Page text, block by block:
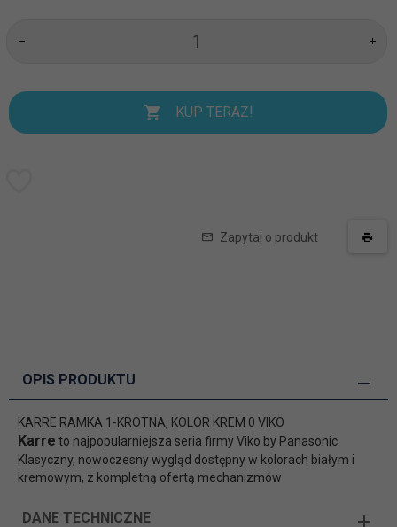
KUP TERAZ!
Zapytaj o produkt
OPIS PRODUKTU
KARRE RAMKA 1-KROTNA, KOLOR KREM 0 VIKO
Karre to najpopularniejsza seria firmy Viko by Panasonic.
Klasyczny, nowoczesny wygląd dostępny w kolorach białym i
kremowym, z kompletną ofertą mechanizmów
DANE TECHNICZNE